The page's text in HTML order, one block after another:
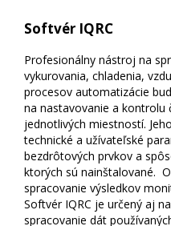
Softvér IQRC
Profesionálny nástroj na
vykurovania, chladenia,
procesov automatizácie
na nastavovanie a
jednotlivých miestností.
technické a užívateľské
bezdrôtových prvkov a
ktorých sú nainštalované.
spracovanie výsledkov
Softvér IQRC je určený aj
spracovanie dát